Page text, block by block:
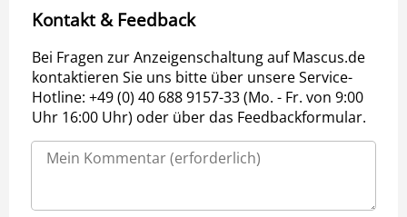
Kontakt & Feedback
Bei Fragen zur Anzeigenschaltung auf Mascus.de
kontaktieren Sie uns bitte über unsere Service-
Hotline: +49 (0) 40 688 9157-33 (Mo. - Fr. von 9:00
Uhr 16:00 Uhr) oder über das Feedbackformular.